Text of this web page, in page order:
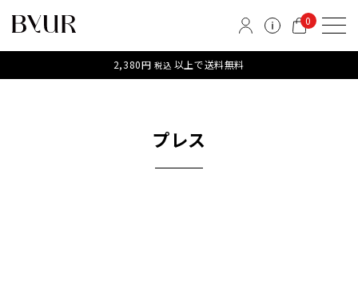
0
2,380円税込 以上で送料無料
プレス